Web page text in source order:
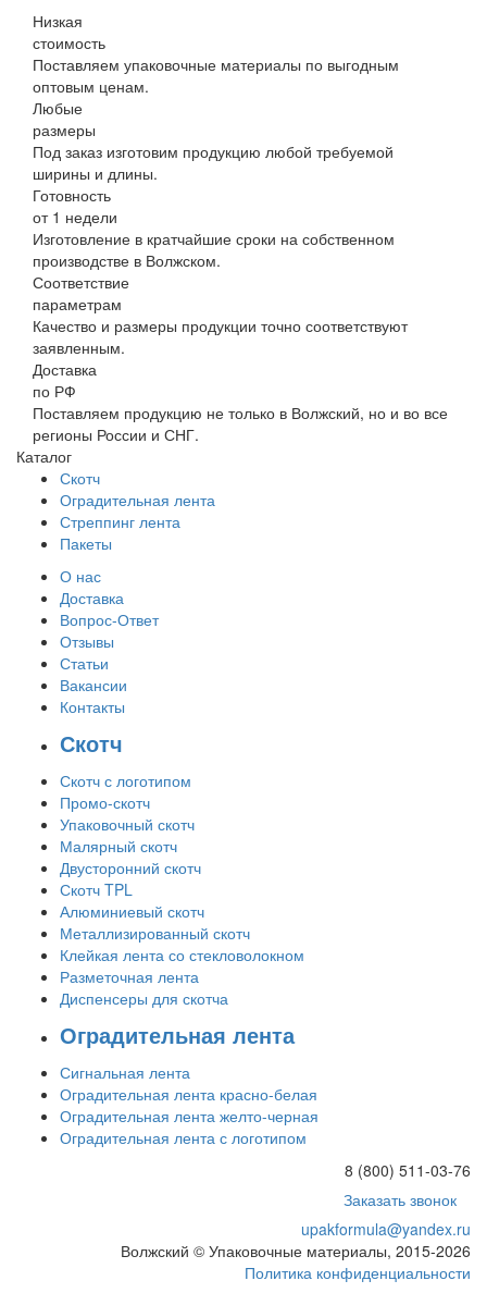
Низкая
стоимость
Поставляем упаковочные материалы по выгодным
оптовым ценам.
Любые
размеры
Под заказ изготовим продукцию любой требуемой
ширины и длины.
Готовность
от 1 недели
Изготовление в кратчайшие сроки на собственном
производстве в Волжском.
Соответствие
параметрам
Качество и размеры продукции точно соответствуют
заявленным.
Доставка
по РФ
Поставляем продукцию не только в Волжский, но и во все
регионы России и СНГ.
Каталог
Скотч
Оградительная лента
Стреппинг лента
Пакеты
О нас
Доставка
Вопрос-Ответ
Отзывы
Статьи
Вакансии
Контакты
Скотч
Скотч с логотипом
Промо-скотч
Упаковочный скотч
Малярный скотч
Двусторонний скотч
Скотч TPL
Алюминиевый скотч
Металлизированный скотч
Клейкая лента со стекловолокном
Разметочная лента
Диспенсеры для скотча
Оградительная лента
Сигнальная лента
Оградительная лента красно-белая
Оградительная лента желто-черная
Оградительная лента с логотипом
8 (800) 511-03-76
Заказать звонок
upakformula@yandex.ru
Волжский © Упаковочные материалы, 2015-2026
Политика конфиденциальности